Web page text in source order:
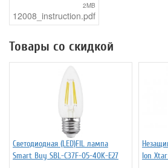
2MB
12008_instruction.pdf
Товары со скидкой
Светодиодная (LED)FIL лампа
Smart Buy SBL-C37F-05-40K-E27
Ion